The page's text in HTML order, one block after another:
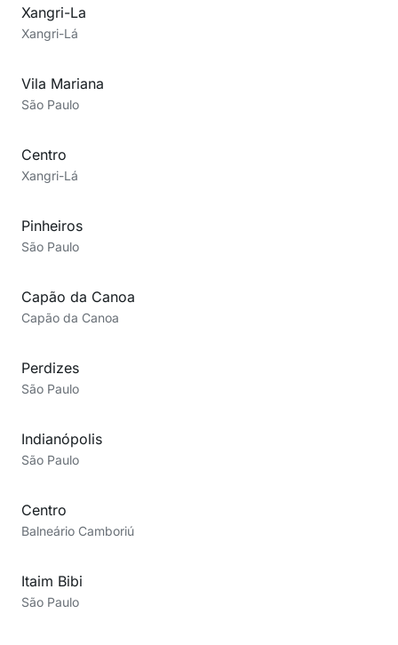
Xangri-La
Xangri-Lá
Vila Mariana
São Paulo
Centro
Xangri-Lá
Pinheiros
São Paulo
Capão da Canoa
Capão da Canoa
Perdizes
São Paulo
Indianópolis
São Paulo
Centro
Balneário Camboriú
Itaim Bibi
São Paulo